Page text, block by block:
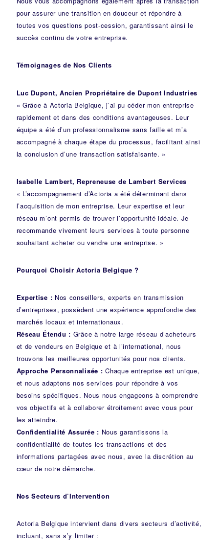
pour assurer une transition en douceur et répondre à
toutes vos questions post-cession, garantissant ainsi le
succès continu de votre entreprise.
Témoignages de Nos Clients
Luc Dupont, Ancien Propriétaire de Dupont Industries
« Grâce à Actoria Belgique, j’ai pu céder mon entreprise
rapidement et dans des conditions avantageuses. Leur
équipe a été d’un professionnalisme sans faille et m’a
accompagné à chaque étape du processus, facilitant ainsi
la conclusion d’une transaction satisfaisante. »
Isabelle Lambert, Repreneuse de Lambert Services
« L’accompagnement d’Actoria a été déterminant dans
l’acquisition de mon entreprise. Leur expertise et leur
réseau m’ont permis de trouver l’opportunité idéale. Je
recommande vivement leurs services à toute personne
souhaitant acheter ou vendre une entreprise. »
Pourquoi Choisir Actoria Belgique ?
Expertise : Nos conseillers, experts en transmission
d’entreprises, possèdent une expérience approfondie des
marchés locaux et internationaux.
Réseau Étendu : Grâce à notre large réseau d’acheteurs
et de vendeurs en Belgique et à l’international, nous
trouvons les meilleures opportunités pour nos clients.
Approche Personnalisée : Chaque entreprise est unique,
et nous adaptons nos services pour répondre à vos
besoins spécifiques. Nous nous engageons à comprendre
vos objectifs et à collaborer étroitement avec vous pour
les atteindre.
Confidentialité Assurée : Nous garantissons la
confidentialité de toutes les transactions et des
informations partagées avec nous, avec la discrétion au
cœur de notre démarche.
Nos Secteurs d’Intervention
Actoria Belgique intervient dans divers secteurs d’activité,
incluant, sans s’y limiter :